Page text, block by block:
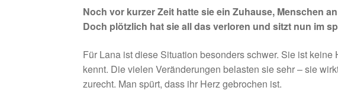
Noch vor kurzer Zeit hatte sie ein Zuhause, Menschen
Doch plötzlich hat sie all das verloren und sitzt nun im
Für Lana ist diese Situation besonders schwer. Sie ist
kennt. Die vielen Veränderungen belasten sie sehr – sie
zurecht. Man spürt, dass ihr Herz gebrochen ist.